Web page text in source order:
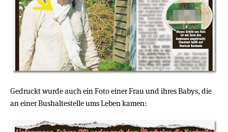
Gedruckt wurde auch ein Foto einer Frau und ihres Babys, die
an einer Bushaltestelle ums Leben kamen: